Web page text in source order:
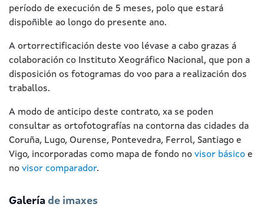
período de execución de 5 meses, polo que estará
dispoñible ao longo do presente ano.
A ortorrectificación deste voo lévase a cabo grazas á
colaboración co Instituto Xeográfico Nacional, que pon a
disposición os fotogramas do voo para a realización dos
traballos.
A modo de anticipo deste contrato, xa se poden
consultar as ortofotografías na contorna das cidades da
Coruña, Lugo, Ourense, Pontevedra, Ferrol, Santiago e
Vigo, incorporadas como mapa de fondo no visor básico e
no visor comparador.
Galería de imaxes